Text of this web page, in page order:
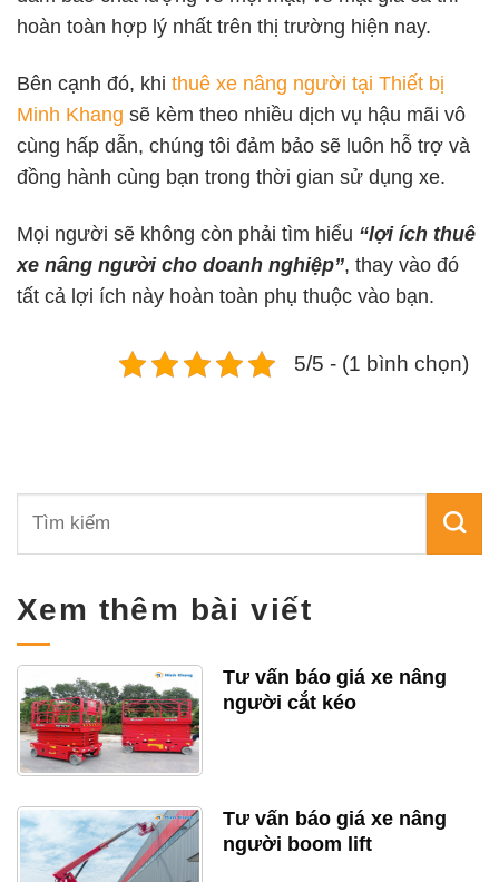
hoàn toàn hợp lý nhất trên thị trường hiện nay.
Bên cạnh đó, khi thuê xe nâng người tại Thiết bị
Minh Khang sẽ kèm theo nhiều dịch vụ hậu mãi vô
cùng hấp dẫn, chúng tôi đảm bảo sẽ luôn hỗ trợ và
đồng hành cùng bạn trong thời gian sử dụng xe.
Mọi người sẽ không còn phải tìm hiểu “lợi ích thuê
xe nâng người cho doanh nghiệp”, thay vào đó
tất cả lợi ích này hoàn toàn phụ thuộc vào bạn.
5/5 - (1 bình chọn)
Xem thêm bài viết
Tư vấn báo giá xe nâng
người cắt kéo
Tư vấn báo giá xe nâng
người boom lift